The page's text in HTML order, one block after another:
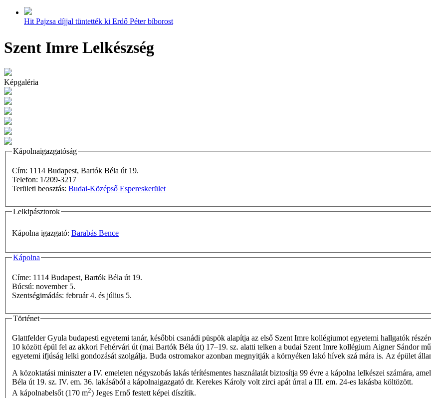
Hit Pajzsa díjjal tüntették ki Erdő Péter bíborost
Szent Imre Lelkészség
Képgaléria
Kápolnaigazgatóság
Cím: 1114 Budapest, Bartók Béla út 19.
Telefon: 1/209-3217
Területi beosztás: Budai-Középső Espereskerület
Lelkipásztorok
Kápolna igazgató: Barabás Bence
Kápolna
Címe: 1114 Budapest, Bartók Béla út 19.
Búcsú: november 5.
Szentségimádás: február 4. és július 5.
Történet
Glattfelder Gyula budapesti egyetemi tanár, későbbi csanádi püspök alapítja az első Szent Imre kollégiumot egyetemi hallgatók
10 között épül fel az akkori Fehérvári út (mai Bartók Béla út) 17–19. sz. alatti telken a budai Szent Imre kollégium Aigner Sándor
egyetemi ifjúság lelki gondozását szolgálja. Buda ostromakor azonban megnyitják a környéken lakó hívek szá­ mára is. Az épület
A közoktatási miniszter a IV. emeleten négyszobás lakás térítésmentes használatát biztosítja 99 évre a kápolna lelkészei számára,
Béla út 19. sz. IV. em. 36. lakásából a kápolnaigazgató dr. Kerekes Károly volt zirci apát úrral a III. em. 24-es lakásba költözött.
A kápolnabelsőt (170 m2) Jeges Ernő festett képei díszítik.